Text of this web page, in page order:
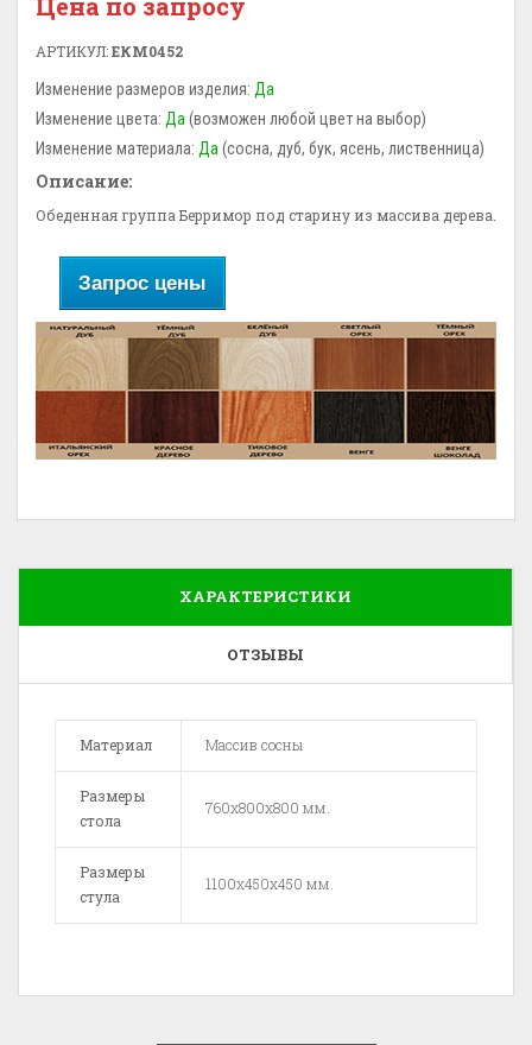
АРТИКУЛ:ЕКМ0452
Изменение размеров изделия: Да
Изменение цвета: Да (возможен любой цвет на выбор)
Изменение материала: Да (сосна, дуб, бук, ясень, лиственница)
Описание:
Обеденная группа Берримор под старину из массива дерева.
Запрос цены
ХАРАКТЕРИСТИКИ
ОТЗЫВЫ
Материал Массив сосны
Размеры
стола
760x800x800 мм.
Размеры
стула
1100x450x450 мм.